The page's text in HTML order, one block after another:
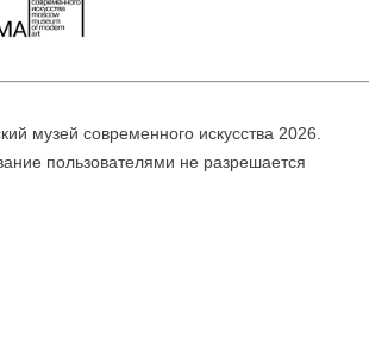
музей современного искусства 2026.
пользователями не разрешается